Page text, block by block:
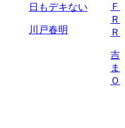
日もデキない
川戸春明
Ｆ
Ｒ
吉
ま
Ｏ